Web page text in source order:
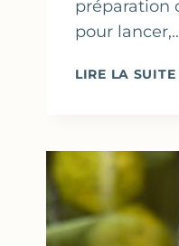
préparation
pour
LIRE LA SUITE